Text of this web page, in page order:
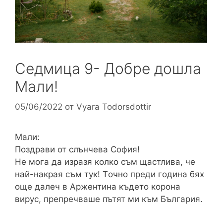
Седмица 9- Добре дошла
Мали!
05/06/2022 от Vyara Todorsdottir
Мали:
Поздрави от слънчева София!
Не мога да изразя колко съм щастлива, че
най-накрая съм тук! Tочно преди година бях
още далеч в Аржентина където корона
вирус, препречваше пътят ми към България.